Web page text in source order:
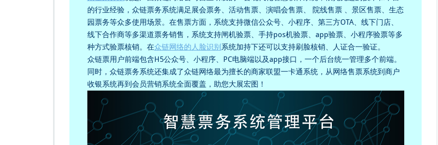
的行业经验，众链票务系统满足展会票务、活动售票、演唱会售票、 院线售票 、景区售票、生态
园票务等众多使用场景。在售票方面，系统支持微信公众号、小程序、第三方OTA、线下门店、
线下合作商等多渠道票务销售，系统支持闸机验票、手持pos机验票、app验票、小程序验票等多
种方式验票核销。在众链网络的人脸识别 系统加持下还可以支持刷脸核销、人证合一验证。
众链票用户前端包含H5公众号、小程序、PC电脑端以及app接口，一个后台统一管理多个前端。
同时，众链票务系统还集成了众链网络最为擅长的商家联盟一卡通系统，从网络售票系统到商户
收银系统再到会员营销系统全面覆盖，助您大展宏图！